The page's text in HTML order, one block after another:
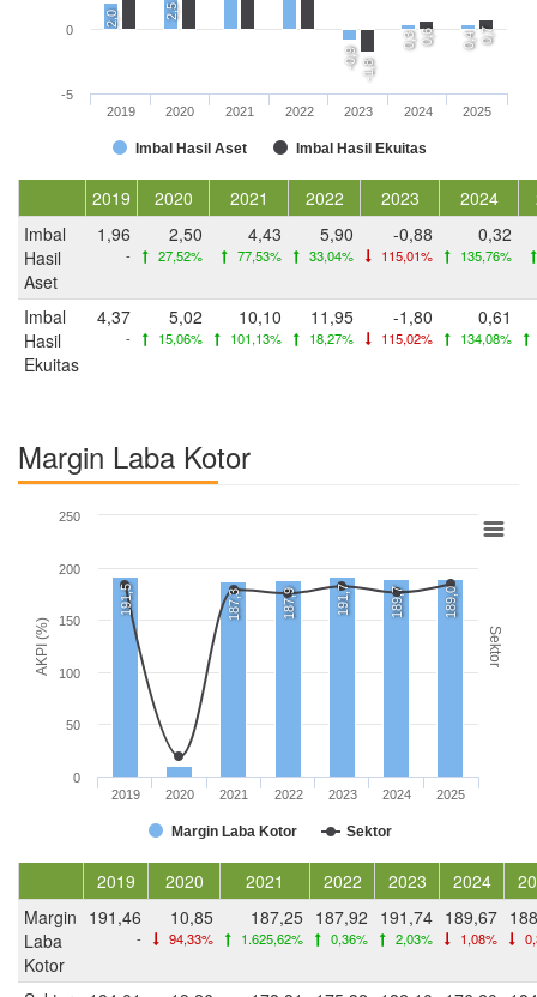
2,0 2,5
-0,9
0,3 0,4
-1,8
0,6 0,7
Imbal Hasil Aset Imbal Hasil Ekuitas
2019 2020 2021 2022 2023 2024 2025
-5
0
2019 2020 2021 2022 2023 2024
Imbal
Hasil
Aset
1,96
-
2,50
27,52%
4,43
77,53%
5,90
33,04%
-0,88
115,01%
0,32
135,76%
Imbal
Hasil
Ekuitas
4,37
-
5,02
15,06%
10,10
101,13%
11,95
18,27%
-1,80
115,02%
0,61
134,08%
Margin Laba Kotor
AKPI (%) Sektor
191,5 187,3 187,9 191,7 189,7 189,0
Margin Laba Kotor Sektor
2019 2020 2021 2022 2023 2024 2025
0
50
100
150
200
250
2019 2020 2021 2022 2023 2024
Margin
Laba
Kotor
191,46
-
10,85
94,33%
187,25
1.625,62%
187,92
0,36%
191,74
2,03%
189,67
1,08%